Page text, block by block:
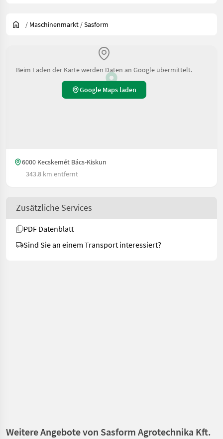
/ Maschinenmarkt /Sasform
Beim Laden der Karte werden Daten an Google übermittelt.
Google Maps laden
6000 Kecskemét Bács-Kiskun
343.8 km entfernt
Zusätzliche Services
PDF Datenblatt
Sind Sie an einem Transport interessiert?
Weitere Angebote von Sasform Agrotechnika Kft.